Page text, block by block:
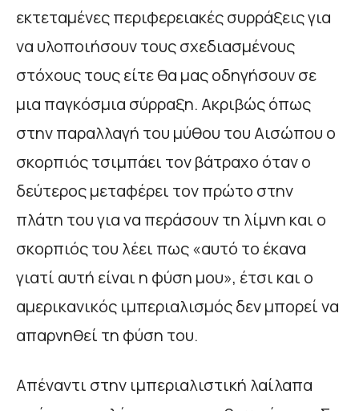
εκτεταμένες περιφερειακές συρράξεις για
να υλοποιήσουν τους σχεδιασμένους
στόχους τους είτε θα μας οδηγήσουν σε
μια παγκόσμια σύρραξη. Ακριβώς όπως
στην παραλλαγή του μύθου του Αισώπου ο
σκορπιός τσιμπάει τον βάτραχο όταν ο
δεύτερος μεταφέρει τον πρώτο στην
πλάτη του για να περάσουν τη λίμνη και ο
σκορπιός του λέει πως «αυτό το έκανα
γιατί αυτή είναι η φύση μου», έτσι και ο
αμερικανικός ιμπεριαλισμός δεν μπορεί να
απαρνηθεί τη φύση του.
Απέναντι στην ιμπεριαλιστική λαίλαπα